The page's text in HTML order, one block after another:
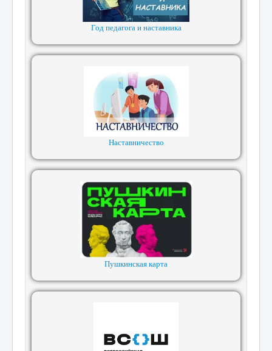
Год педагога и наставника
Наставничество
Пушкинская карта